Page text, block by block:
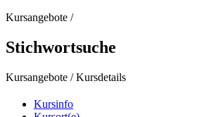
Kursangebote /
Stichwortsuche
Kursangebote /Kursdetails
Kursinfo